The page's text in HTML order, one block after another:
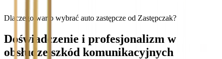
Dlaczego warto wybrać auto zastępcze od Zastępczak?
Doświadczenie i profesjonalizm w
obsłudze szkód komunikacyjnych